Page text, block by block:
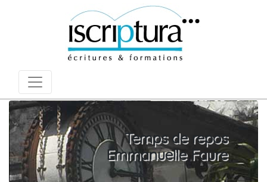
Temps de repos
Emmanuelle Faure